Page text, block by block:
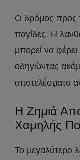
Ο δρόμος προς
παγίδες. Η
μπορεί να
οδηγώντας
αποτελέσματα
Η Ζημιά
Χαμηλής
Το μεγαλύτερο